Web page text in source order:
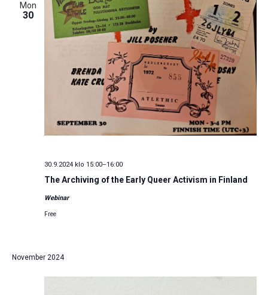
Mon
30
The Archiving of the Early Queer Activism in Finland
30.9.2024 klo 15:00–16:00
Webinar
Free
November 2024